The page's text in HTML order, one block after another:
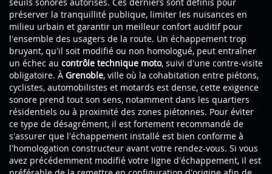
préserver la tranquillité publique, limiter les nuisances en
milieu urbain et garantir un meilleur confort auditif pour
l’ensemble des usagers de la route. Un échappement trop
bruyant, qu’il soit modifié ou non homologué, peut entraîner
un échec au contrôle technique moto, suivi d’une contre-visite
obligatoire. À Grenoble, ville où la cohabitation entre piétons,
cyclistes, automobilistes et motards est dense, cette exigence
sonore prend tout son sens, notamment dans les quartiers
résidentiels ou à proximité des zones piétonnes. Pour éviter
ce type de désagrément, il est fortement recommandé de
s’assurer que l’échappement installé est bien conforme à
l’homologation constructeur avant votre rendez-vous. Si vous
avez précédemment modifié votre ligne d’échappement, il est